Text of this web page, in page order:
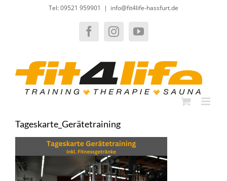
Tel: 09521 959901 | info@fit4life-hassfurt.de
FacebookInstagramYouTube
Tageskarte_Gerätetraining